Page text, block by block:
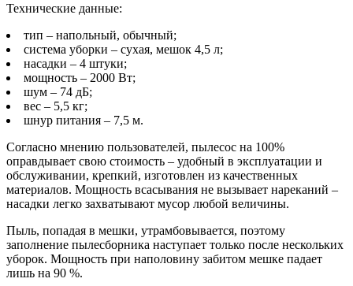
Технические данные:
тип – напольный, обычный;
система уборки – сухая, мешок 4,5 л;
насадки – 4 штуки;
мощность – 2000 Вт;
шум – 74 дБ;
вес – 5,5 кг;
шнур питания – 7,5 м.
Согласно мнению пользователей, пылесос на 100%
оправдывает свою стоимость – удобный в эксплуатации и
обслуживании, крепкий, изготовлен из качественных
материалов. Мощность всасывания не вызывает нареканий –
насадки легко захватывают мусор любой величины.
Пыль, попадая в мешки, утрамбовывается, поэтому
заполнение пылесборника наступает только после нескольких
уборок. Мощность при наполовину забитом мешке падает
лишь на 90 %.